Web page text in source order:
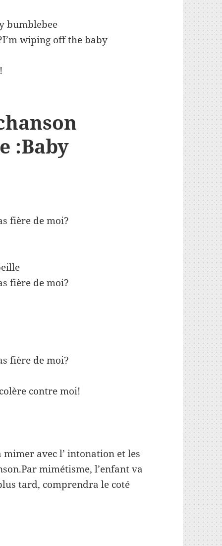
bumblebee
wiping off the baby
:Baby
fière de moi?
fière de moi?
fière de moi?
contre moi!
avec l’ intonation et les
mimétisme, l’enfant va
tard, comprendra le coté